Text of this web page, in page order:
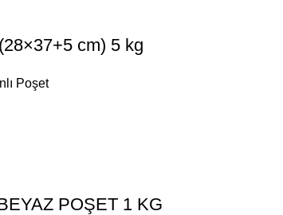
cm) 5 kg
Poşet
POŞET 1 KG